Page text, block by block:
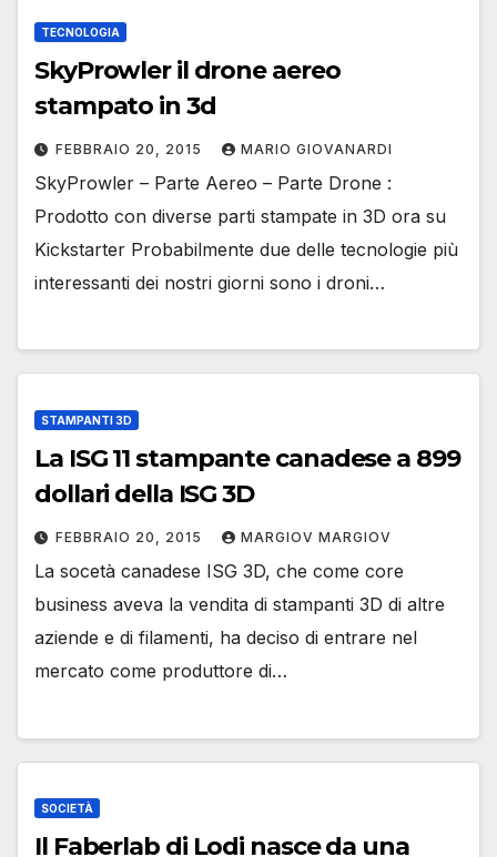
TECNOLOGIA
SkyProwler il drone aereo
stampato in 3d
FEBBRAIO 20, 2015 MARIO GIOVANARDI
SkyProwler – Parte Aereo – Parte Drone :
Prodotto con diverse parti stampate in 3D ora su
Kickstarter Probabilmente due delle tecnologie più
interessanti dei nostri giorni sono i droni…
STAMPANTI 3D
La ISG 11 stampante canadese a 899
dollari della ISG 3D
FEBBRAIO 20, 2015 MARGIOV MARGIOV
La socetà canadese ISG 3D, che come core
business aveva la vendita di stampanti 3D di altre
aziende e di filamenti, ha deciso di entrare nel
mercato come produttore di…
SOCIETÀ
Il Faberlab di Lodi nasce da una